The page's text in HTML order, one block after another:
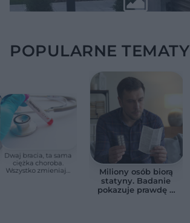
POPULARNE TEMATY
Dwaj bracia, ta sama
ciężka choroba.
Wszystko zmieniają
Miliony osób biorą
statyny. Badanie
pokazuje prawdę o